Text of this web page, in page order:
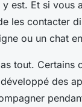
est. Et si vous
les contacter
ou un chat
tout. Certains
des